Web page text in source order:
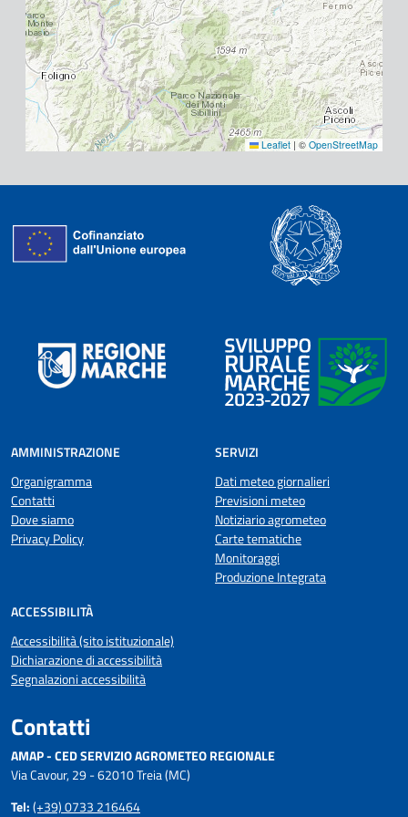
Leaflet | © OpenStreetMap
AMMINISTRAZIONE
Organigramma
Contatti
Dove siamo
Privacy Policy
SERVIZI
Dati meteo giornalieri
Previsioni meteo
Notiziario agrometeo
Carte tematiche
Monitoraggi
Produzione Integrata
ACCESSIBILITÀ
Accessibilità (sito istituzionale)
Dichiarazione di accessibilità
Segnalazioni accessibilità
Contatti
AMAP - CED SERVIZIO AGROMETEO REGIONALE
Via Cavour, 29 - 62010 Treia (MC)
Tel:(+39) 0733 216464